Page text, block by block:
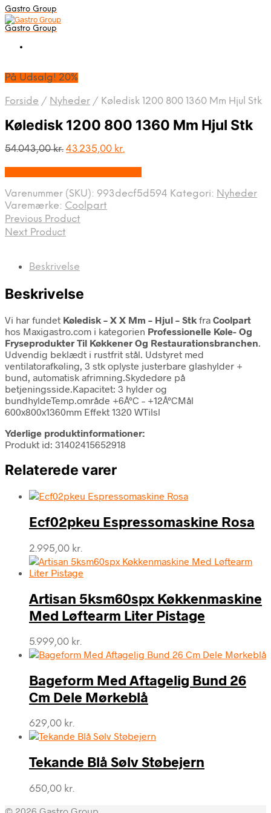
Gastro Group
Gastro Group
På Udsalg! 20%
Forside / Nyheder / Køledisk 1200 800 1360 Mm Hjul Stk
Køledisk 1200 800 1360 Mm Hjul Stk
54.043,00kr. Den
54.043,00 kr..
43.235,00 kr.Den
43.235,00 kr..
Varenummer (SKU): 993decf5d594 Kategori: Nyheder
Varemærke: Coolpart
Previous Product
Next Product
Beskrivelse
Beskrivelse
Vi har fundet Køledisk – X X Mm – Hjul – Stk fra Coolpart
hos Maxigastro.com i kategorien Professionelle Køle- Og
Fryseprodukter Til Køkkener Og Restaurationsbranchen.
Udvendig beklædt i rustfrit stål. Udstyret med
ventilatorafkøling, 3 stk oplyste justerbare glashylder +
bund, automatisk afrimning.Skydedøre på
betjeningsside.Kapacitet: 3 hylder og
bundhyldeTemp.område +6Â°C – +12Â°CMål
600x800x1360mm Effekt 1320 WTilsl
Yderlige produktinformationer:
Produkt id: 31402415652918
Relaterede varer
Ecf02pkeu Espressomaskine Rosa
2.995,00 kr.
Artisan 5ksm60spx Køkkenmaskine
Med Løftearm Liter Pistage
5.999,00 kr.
Bageform Med Aftagelig Bund 26
Cm Dele Mørkeblå
629,00 kr.
Tekande Blå Sølv Støbejern
650,00 kr.
© 2026 Gastro Group